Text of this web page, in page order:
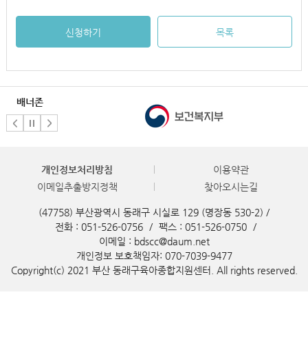
신청하기 목록
배너존
개인정보처리방침
이용약관
이메일추출방지정책
찾아오시는길
(47758) 부산광역시 동래구 시실로 129 (명장동 530-2) /
전화 : 051-526-0756
/ 팩스 : 051-526-0750
/
이메일 : bdscc@daum.net
개인정보 보호책임자: 070-7039-9477
Copyright(c) 2021 부산 동래구육아종합지원센터. All rights reserved.